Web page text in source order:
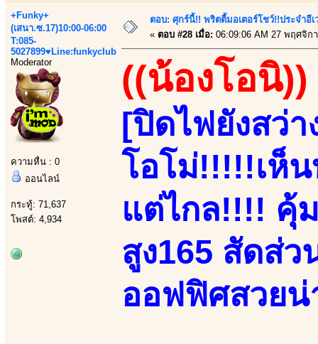
+Funky+
(เสนา.ซ.17)10:00-06:00
T:085-
5027899♥Line:funkyclub
Moderator
ความหื่น : 0
ออนไลน์
กระทู้: 71,637
โพสต์: 4,934
ตอบ: ศุกร์นี้!! พริตตี้มอเตอร์โชว์!!ประจำอี
« ตอบ #28 เมื่อ: 06:09:06 AM 27 พฤศจิก
((น้องโอนิ))
[ปิดไฟยังสว่
โอโม่!!!!!เห็
แต่ไกล!!!! คุ้
สูง165 สัดส่ว
ออฟฟิศสวยน่